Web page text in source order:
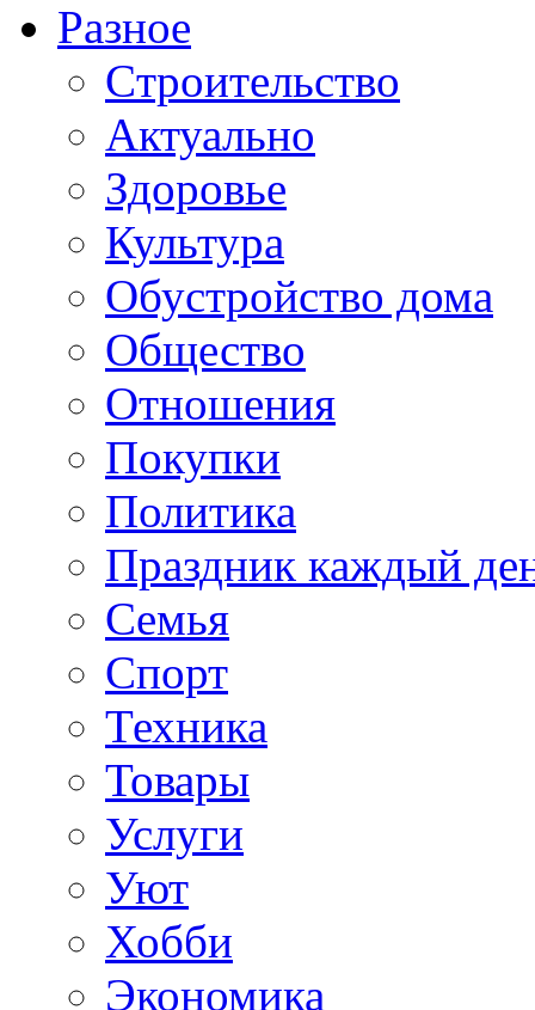
Разное
Cтроительство
Актуально
Здоровье
Культура
Обустройство дома
Общество
Отношения
Покупки
Политика
Праздник каждый
Семья
Спорт
Техника
Товары
Услуги
Уют
Хобби
Экономика